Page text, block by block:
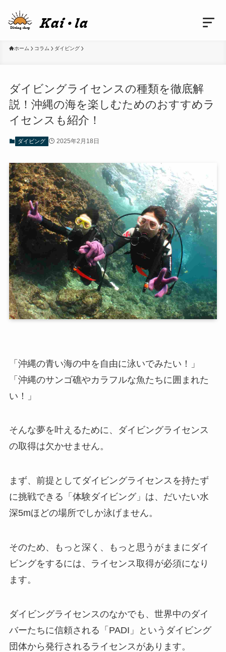
ホーム コラム ダイビング
ダイビングライセンスの種類を徹底解
説！沖縄の海を楽しむためのおすすめラ
イセンスも紹介！
ダイビング 2025年2月18日
「沖縄の青い海の中を自由に泳いでみたい！」
「沖縄のサンゴ礁やカラフルな魚たちに囲まれた
い！」
そんな夢を叶えるために、ダイビングライセンス
の取得は欠かせません。
まず、前提としてダイビングライセンスを持たず
に挑戦できる「体験ダイビング」は、だいたい水
深5mほどの場所でしか泳げません。
そのため、もっと深く、もっと思うがままにダイ
ビングをするには、ライセンス取得が必須になり
ます。
ダイビングライセンスのなかでも、世界中のダイ
バーたちに信頼される「PADI」というダイビング
団体から発行されるライセンスがあります。